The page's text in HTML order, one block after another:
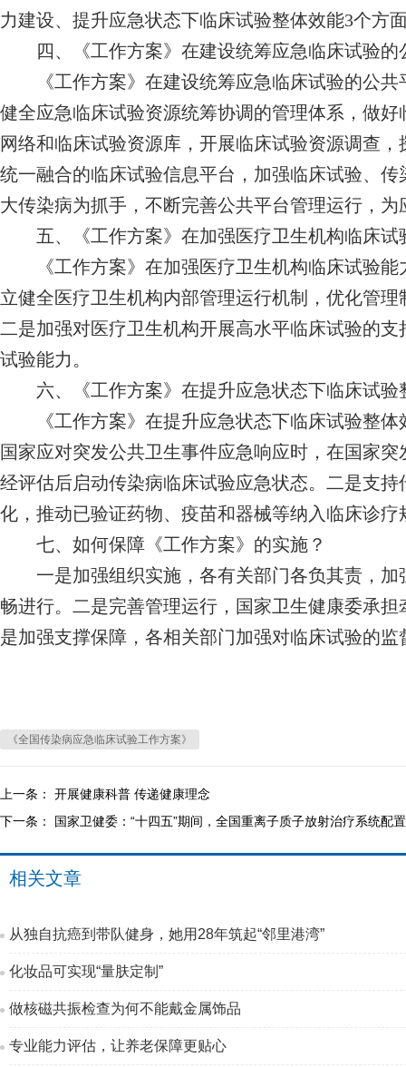
力建设、提升应急状态下临床试验整体效能3个方
四、《工作方案》在建设统筹应急临床试验
《工作方案》在建设统筹应急临床试验的公共
健全应急临床试验资源统筹协调的管理体系，做
网络和临床试验资源库，开展临床试验资源调查
统一融合的临床试验信息平台，加强临床试验、
大传染病为抓手，不断完善公共平台管理运行，
五、《工作方案》在加强医疗卫生机构临床
《工作方案》在加强医疗卫生机构临床试验能
立健全医疗卫生机构内部管理运行机制，优化管
二是加强对医疗卫生机构开展高水平临床试验的
试验能力。
六、《工作方案》在提升应急状态下临床试
《工作方案》在提升应急状态下临床试验整体
国家应对突发公共卫生事件应急响应时，在国家
经评估后启动传染病临床试验应急状态。二是支
化，推动已验证药物、疫苗和器械等纳入临床诊
七、如何保障《工作方案》的实施？
一是加强组织实施，各有关部门各负其责，加
畅进行。二是完善管理运行，国家卫生健康委承
是加强支撑保障，各相关部门加强对临床试验的
《全国传染病应急临床试验工作方案》
上一条： 开展健康科普 传递健康理念
下一条： 国家卫健委：“十四五”期间，全国重离子质子放射治疗系统配
相关文章
从独自抗癌到带队健身，她用28年筑起“邻里港湾”
化妆品可实现“量肤定制”
做核磁共振检查为何不能戴金属饰品
专业能力评估，让养老保障更贴心